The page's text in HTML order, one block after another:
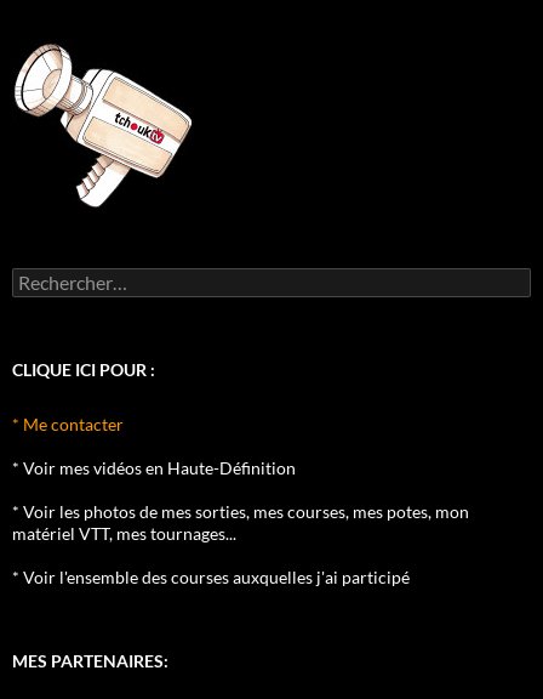
Rechercher :
CLIQUE ICI POUR :
* Me contacter
* Voir mes vidéos en Haute-Définition
* Voir les photos de mes sorties, mes courses, mes potes, mon
matériel VTT, mes tournages...
* Voir l'ensemble des courses auxquelles j'ai participé
MES PARTENAIRES: